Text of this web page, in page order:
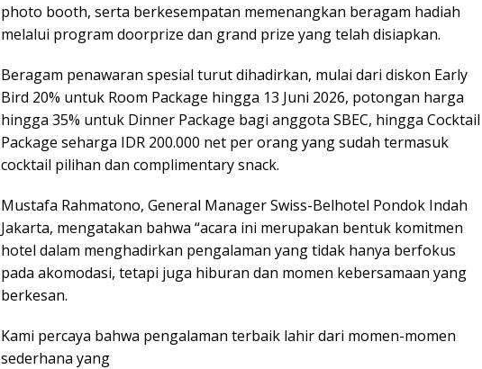
photo booth, serta berkesempatan memenangkan beragam hadiah
melalui program doorprize dan grand prize yang telah disiapkan.
Beragam penawaran spesial turut dihadirkan, mulai dari diskon Early
Bird 20% untuk Room Package hingga 13 Juni 2026, potongan harga
hingga 35% untuk Dinner Package bagi anggota SBEC, hingga Cocktail
Package seharga IDR 200.000 net per orang yang sudah termasuk
cocktail pilihan dan complimentary snack.
Mustafa Rahmatono, General Manager Swiss-Belhotel Pondok Indah
Jakarta, mengatakan bahwa “acara ini merupakan bentuk komitmen
hotel dalam menghadirkan pengalaman yang tidak hanya berfokus
pada akomodasi, tetapi juga hiburan dan momen kebersamaan yang
berkesan.
Kami percaya bahwa pengalaman terbaik lahir dari momen-momen
sederhana yang